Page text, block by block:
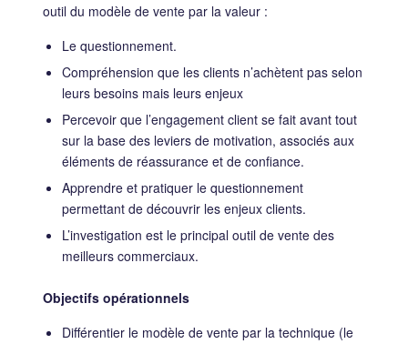
outil du modèle de vente par la valeur :
Le questionnement.
Compréhension que les clients n’achètent pas selon
leurs besoins mais leurs enjeux
Percevoir que l’engagement client se fait avant tout
sur la base des leviers de motivation, associés aux
éléments de réassurance et de confiance.
Apprendre et pratiquer le questionnement
permettant de découvrir les enjeux clients.
L’investigation est le principal outil de vente des
meilleurs commerciaux.
Objectifs opérationnels
Différentier le modèle de vente par la technique (le